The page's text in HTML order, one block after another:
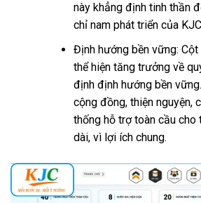
này khẳng định tinh thần
chỉ nam phát triển của
Định hướng bền vững:
thể hiện tăng trưởng về
định định hướng bền
cộng đồng, thiện nguyện,
thống hỗ trợ toàn cầu cho
dài, vì lợi ích chung.